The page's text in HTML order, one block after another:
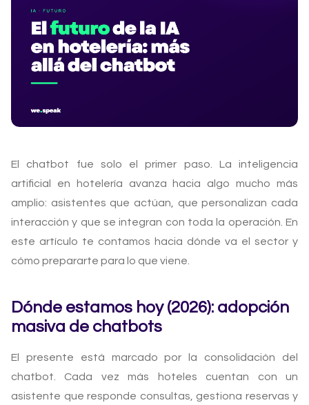
El chatbot fue solo el primer paso. La inteligencia
artificial en hotelería avanza hacia algo mucho más
amplio: asistentes que actúan, que personalizan cada
interacción y que se integran con toda la operación. En
este artículo te contamos hacia dónde va el sector y
cómo prepararte para lo que viene.
Dónde estamos hoy (2026): adopción
masiva de chatbots
El presente está marcado por la consolidación del
chatbot. Cada vez más hoteles cuentan con un
asistente que responde consultas, gestiona reservas y